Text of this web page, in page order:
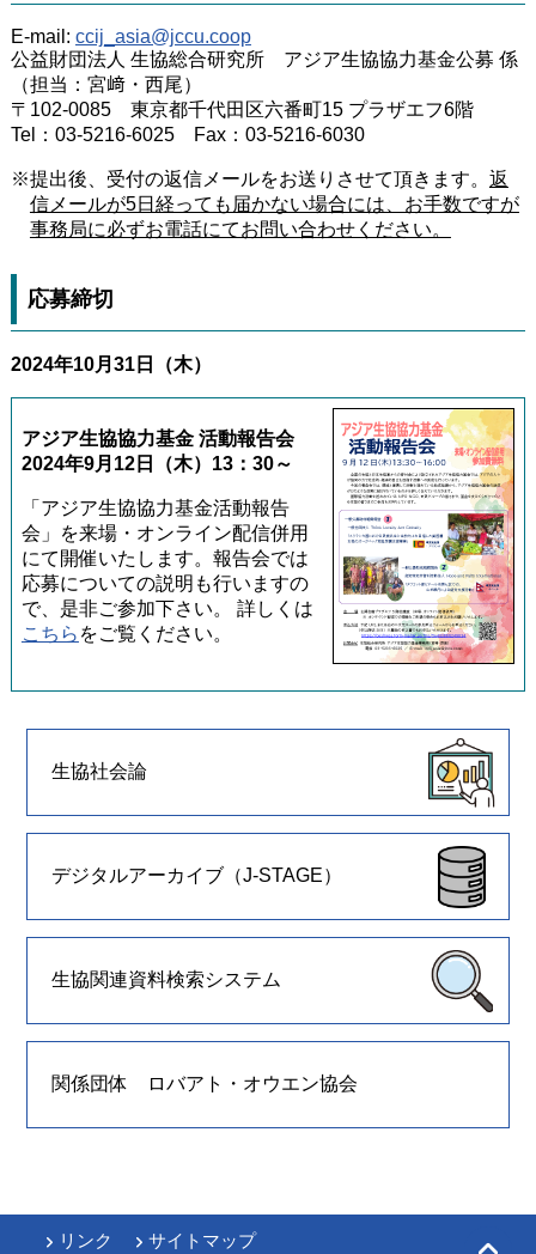
E-mail: ccij_asia@jccu.coop
公益財団法人 生協総合研究所 アジア生協協力基金公募 係
（担当：宮﨑・西尾）
〒102-0085 東京都千代田区六番町15 プラザエフ6階
Tel：03-5216-6025 Fax：03-5216-6030
※提出後、受付の返信メールをお送りさせて頂きます。 返
信メールが5日経っても届かない場合には、お手数ですが
事務局に必ずお電話にてお問い合わせください。
応募締切
2024年10月31日（木）
アジア生協協力基金 活動報告会
2024年9月12日（木）13：30～
「アジア生協協力基金活動報告
会」を来場・オンライン配信併用
にて開催いたします。報告会では
応募についての説明も行いますの
で、是非ご参加下さい。 詳しくは
こちら をご覧ください。
生協社会論
デジタルアーカイブ（J-STAGE）
生協関連資料検索システム
関係団体 ロバアト・オウエン協会
リンク サイトマップ